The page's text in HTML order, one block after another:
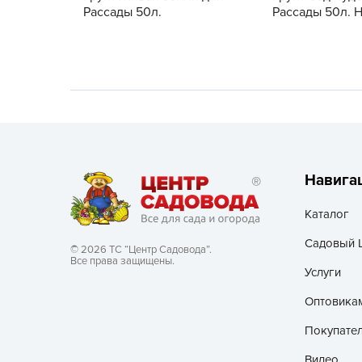
Рассады 50л.
Рассады 50л.
© 2026 ТС “Центр Садовода”.
Все права защищены.
Каталог
Садовый
Услуги